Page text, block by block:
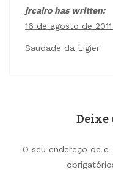
jrcairo has written:
16 de agosto de
Saudade da Ligier
Deixe
O seu endereço de